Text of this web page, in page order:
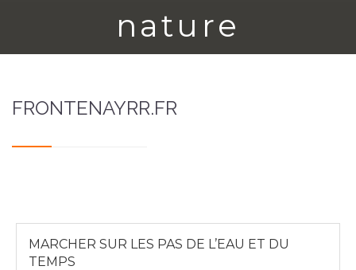
nature
FRONTENAYRR.FR
MARCHER SUR LES PAS DE L’EAU ET DU
TEMPS